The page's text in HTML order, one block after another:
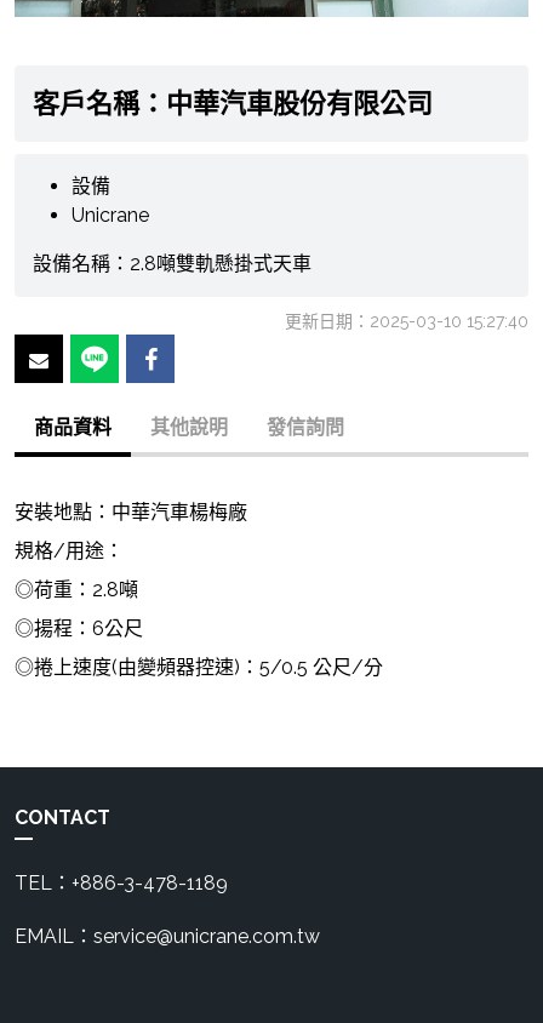
客戶名稱：中華汽車股份有限公司
設備
Unicrane
設備名稱：2.8噸雙軌懸掛式天車
更新日期：2025-03-10 15:27:40
商品資料 其他說明 發信詢問
安裝地點：中華汽車楊梅廠
規格/用途：
◎荷重：2.8噸
◎揚程：6公尺
◎捲上速度(由變頻器控速)：5/0.5 公尺/分
CONTACT
TEL：+886-3-478-1189
EMAIL：service@unicrane.com.tw